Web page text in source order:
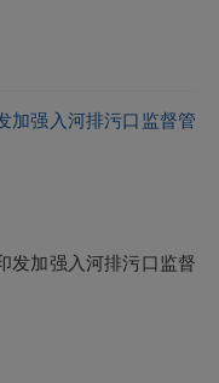
加强入河排污口监督管
发加强入河排污口监督